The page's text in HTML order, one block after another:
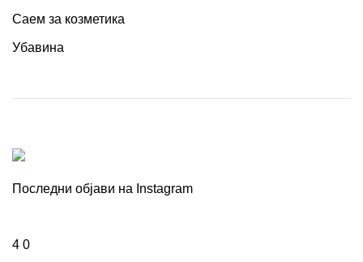
Саем за козметика
Убавина
Последни објави на Instagram
4 0